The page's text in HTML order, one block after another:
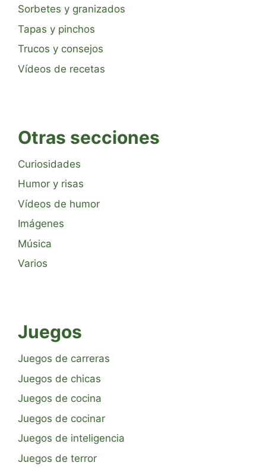
Sorbetes y granizados
Tapas y pinchos
Trucos y consejos
Vídeos de recetas
Otras secciones
Curiosidades
Humor y risas
Vídeos de humor
Imágenes
Música
Varios
Juegos
Juegos de carreras
Juegos de chicas
Juegos de cocina
Juegos de cocinar
Juegos de inteligencia
Juegos de terror